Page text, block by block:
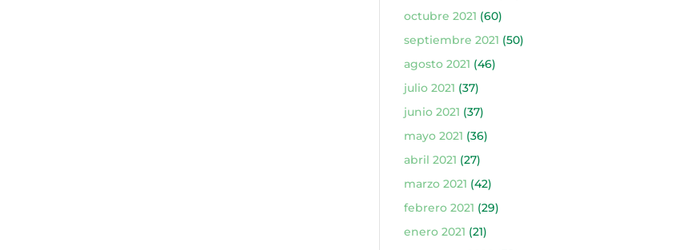
octubre 2021 (60)
septiembre 2021 (50)
agosto 2021 (46)
julio 2021 (37)
junio 2021 (37)
mayo 2021 (36)
abril 2021 (27)
marzo 2021 (42)
febrero 2021 (29)
enero 2021 (21)